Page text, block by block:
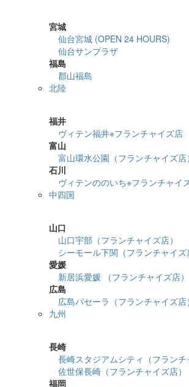
宮城
仙台宮城 (OPEN 24 HOURS)
仙台サンプラザ
福島
郡山福島
北陸
福井
ヴィテン福井※フランチャイズ店
富山
富山環水公園（フランチャイズ店）
石川
ヴィテンののいち※フランチャイ
中四国
山口
山口宇部（フランチャイズ店）
シーモール下関（フランチャイズ
愛媛
新居浜愛媛 （フランチャイズ店）
広島
広島パセーラ（フランチャイズ店）
九州
長崎
長崎スタジアムシティ（フランチ
佐世保長崎（フランチャイズ店）
福岡